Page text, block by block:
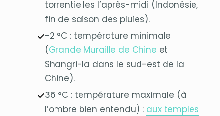
torrentielles l’après-midi (Indonésie,
fin de saison des pluies).
-2 °C : température minimale
(Grande Muraille de Chine et
Shangri-la dans le sud-est de la
Chine).
36 °C : température maximale (à
l’ombre bien entendu) : aux temples